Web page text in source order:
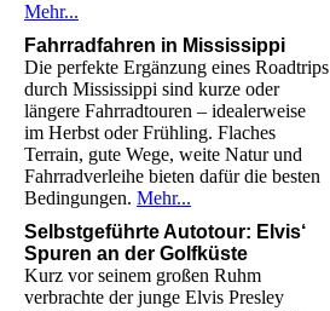
Mehr...
Fahrradfahren in Mississippi
Die perfekte Ergänzung eines Roadtrips
durch Mississippi sind kurze oder
längere Fahrradtouren – idealerweise
im Herbst oder Frühling. Flaches
Terrain, gute Wege, weite Natur und
Fahrradverleihe bieten dafür die besten
Bedingungen. Mehr...
Selbstgeführte Autotour: Elvis‘
Spuren an der Golfküste
Kurz vor seinem großen Ruhm
verbrachte der junge Elvis Presley